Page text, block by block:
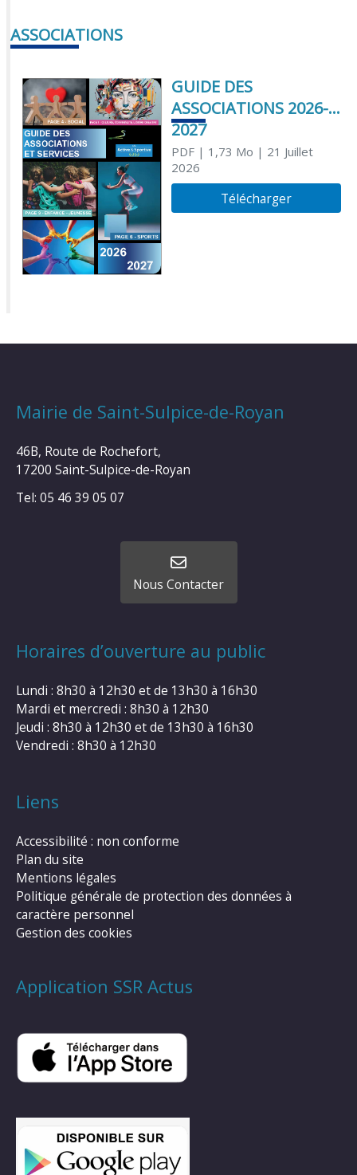
ASSOCIATIONS
GUIDE DES
ASSOCIATIONS 2026-
2027
PDF| 1,73 Mo | 21 Juillet
2026
Télécharger
Mairie de Saint-Sulpice-de-Royan
46B, Route de Rochefort,
17200 Saint-Sulpice-de-Royan
Tel: 05 46 39 05 07
Nous Contacter
Horaires d’ouverture au public
Lundi : 8h30 à 12h30 et de 13h30 à 16h30
Mardi et mercredi : 8h30 à 12h30
Jeudi : 8h30 à 12h30 et de 13h30 à 16h30
Vendredi : 8h30 à 12h30
Liens
Accessibilité : non conforme
Plan du site
Mentions légales
Politique générale de protection des données à
caractère personnel
Gestion des cookies
Application SSR Actus